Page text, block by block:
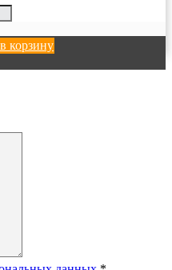
корзину